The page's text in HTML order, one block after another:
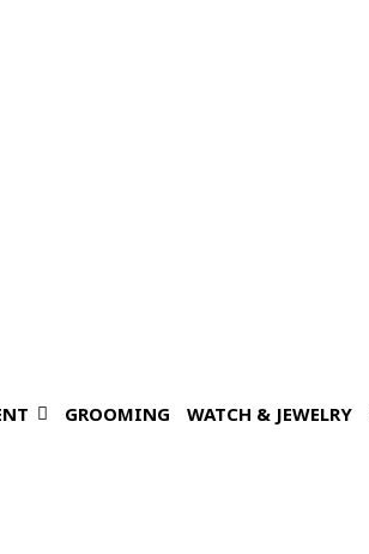
GROOMING WATCH & JEWELRY